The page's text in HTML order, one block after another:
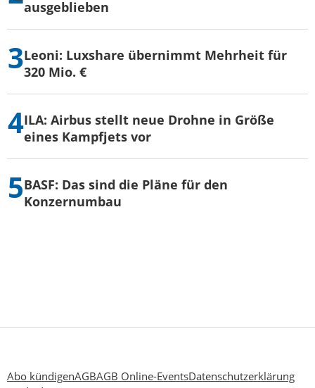
ausgeblieben
Leoni: Luxshare übernimmt Mehrheit für
320 Mio. €
ILA: Airbus stellt neue Drohne in Größe
eines Kampfjets vor
BASF: Das sind die Pläne für den
Konzernumbau
Abo kündigenAGBAGB Online-EventsDatenschutzerklärung